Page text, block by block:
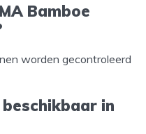
Bamboe
worden gecontroleerd
in